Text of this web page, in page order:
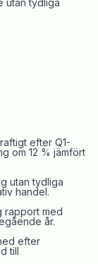
utan tydliga
efter Q1-
om 12 % jämfört
utan tydliga
handel.
rapport med
år.
efter
till